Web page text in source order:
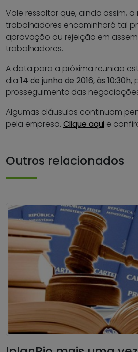
Vale ressaltar que, ainda assim,
trabalhadores encaminhará tal
aprovação ou rejeição em
trabalhadores.
A data para a próxima reunião
dia 14 de junho de 2016, às 10:30h,
prosseguimento das
Algumas cláusulas continuam
pela empresa. Clique aqui e
Outros relacionados